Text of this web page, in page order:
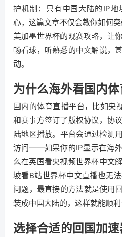
护机制：只有中国大陆的IP
心，这篇文章不仅会教你如何
美加墨世界杯的观赛攻略，让
畅看球，听熟悉的中文解说，
动。
为什么海外看国内体
国内的体育直播平台，比如央
和赛事方签订了版权协议，协
陆地区播放。平台会通过检测
访问——如果你的IP显示在海
么在英国看央视频世界杯中文
坡看B站世界杯中文直播也无
问题，最直接的方法就是使用
装成中国大陆的，这样就能顺利
选择合适的回国加